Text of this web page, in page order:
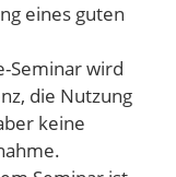
eines guten
Seminar wird
die Nutzung
keine